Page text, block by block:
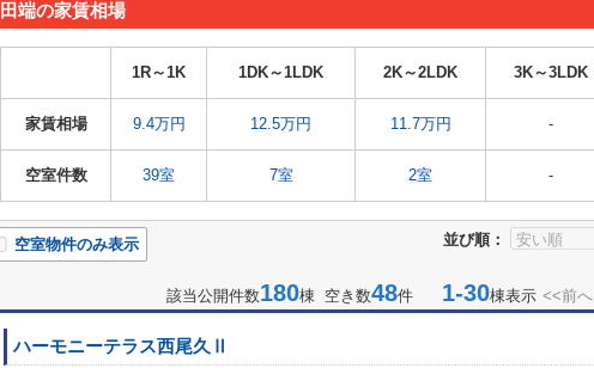
田端の家賃相場
1R～1K 1DK～1LDK 2K～2LDK 3K～3LDK
家賃相場 9.4万円 12.5万円 11.7万円 -
空室件数 39室 7室 2室 -
並び順：
空室物件のみ表示
該当公開件数180棟 空き数48件 1-30棟表示 <<前へ
ハーモニーテラス西尾久Ⅱ